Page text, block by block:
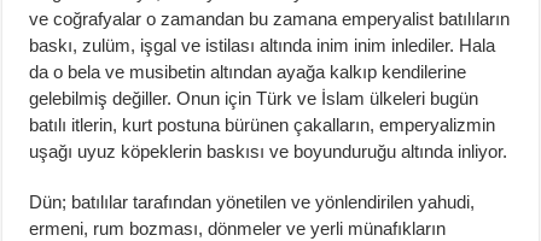
ve coğrafyalar o zamandan bu zamana emperyalist batılıların
baskı, zulüm, işgal ve istilası altında inim inim inlediler. Hala
da o bela ve musibetin altından ayağa kalkıp kendilerine
gelebilmiş değiller. Onun için Türk ve İslam ülkeleri bugün
batılı itlerin, kurt postuna bürünen çakalların, emperyalizmin
uşağı uyuz köpeklerin baskısı ve boyunduruğu altında inliyor.
Dün; batılılar tarafından yönetilen ve yönlendirilen yahudi,
ermeni, rum bozması, dönmeler ve yerli münafıkların